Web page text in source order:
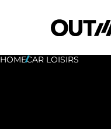
HOMECAR LOISIRS